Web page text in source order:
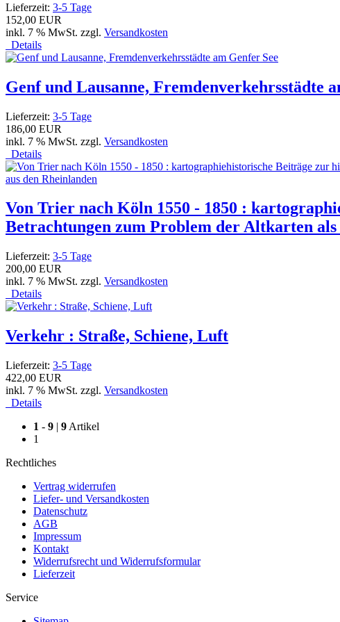
Lieferzeit: 3-5 Tage
152,00 EUR
inkl. 7 % MwSt. zzgl. Versandkosten
Details
Genf und Lausanne, Fremdenverkehrsstädte
Lieferzeit: 3-5 Tage
186,00 EUR
inkl. 7 % MwSt. zzgl. Versandkosten
Details
Von Trier nach Köln 1550 - 1850 :
Betrachtungen zum Problem der Altkarten als
Lieferzeit: 3-5 Tage
200,00 EUR
inkl. 7 % MwSt. zzgl. Versandkosten
Details
Verkehr : Straße, Schiene, Luft
Lieferzeit: 3-5 Tage
422,00 EUR
inkl. 7 % MwSt. zzgl. Versandkosten
Details
1 - 9 | 9 Artikel
1
Rechtliches
Vertrag widerrufen
Liefer- und Versandkosten
Datenschutz
AGB
Impressum
Kontakt
Widerrufsrecht und Widerrufsformular
Lieferzeit
Service